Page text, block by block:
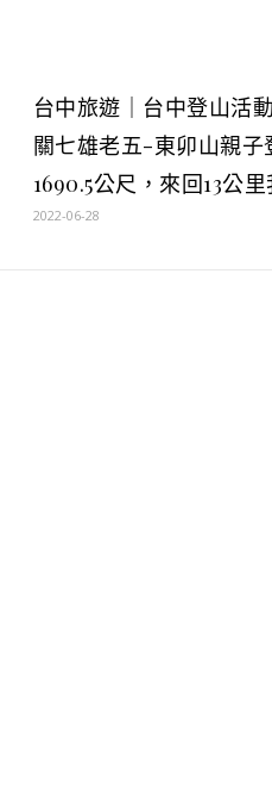
台中旅遊｜台中登山活
關七雄老五-東卯山親子
1690.5公尺，來回13公
2022-06-28